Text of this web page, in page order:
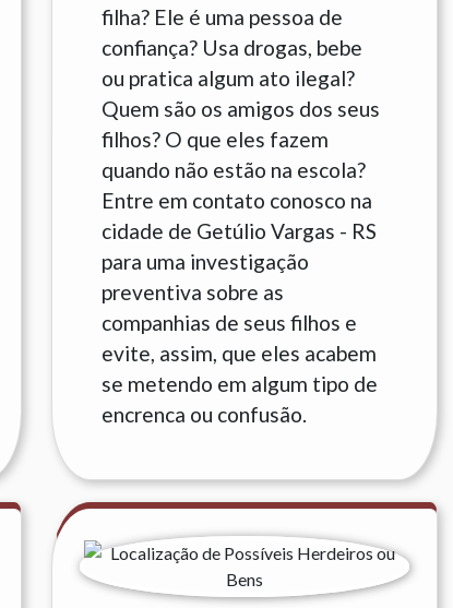
filha? Ele é uma pessoa de
confiança? Usa drogas, bebe
ou pratica algum ato ilegal?
Quem são os amigos dos seus
filhos? O que eles fazem
quando não estão na escola?
Entre em contato conosco na
cidade de Getúlio Vargas - RS
para uma investigação
preventiva sobre as
companhias de seus filhos e
evite, assim, que eles acabem
se metendo em algum tipo de
encrenca ou confusão.